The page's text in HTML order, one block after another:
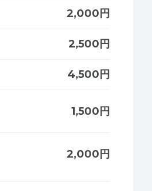
2,000円
2,500円
4,500円
1,500円
2,000円